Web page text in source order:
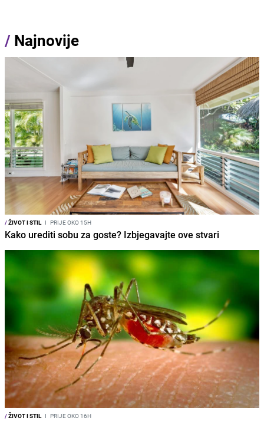
/ Najnovije
/ŽIVOT I STIL I PRIJE OKO 15H
Kako urediti sobu za goste? Izbjegavajte ove stvari
/ŽIVOT I STIL I PRIJE OKO 16H